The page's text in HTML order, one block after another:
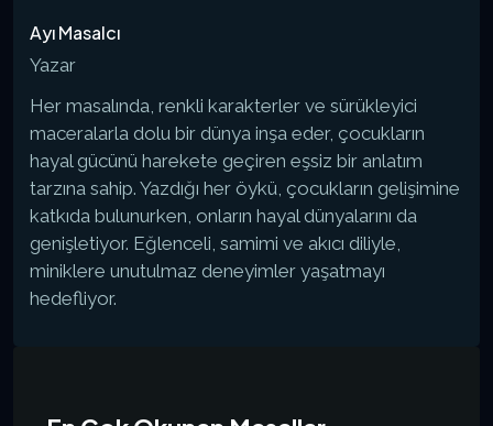
Ayı Masalcı
Yazar
Her masalında, renkli karakterler ve sürükleyici
maceralarla dolu bir dünya inşa eder, çocukların
hayal gücünü harekete geçiren eşsiz bir anlatım
tarzına sahip. Yazdığı her öykü, çocukların gelişimine
katkıda bulunurken, onların hayal dünyalarını da
genişletiyor. Eğlenceli, samimi ve akıcı diliyle,
miniklere unutulmaz deneyimler yaşatmayı
hedefliyor.